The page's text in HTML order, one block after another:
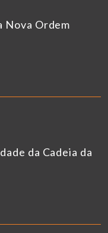
Nova Ordem
da Cadeia da